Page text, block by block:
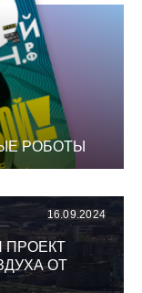
РОБОТЫ
16.09.2024
ПРОЕКТ
ОТ